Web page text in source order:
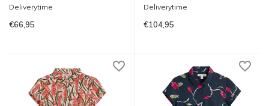
Deliverytime
€66,95
Deliverytime
€104,95